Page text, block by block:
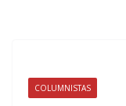
COLUMNISTAS